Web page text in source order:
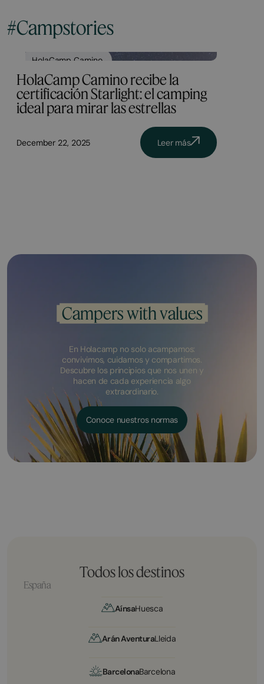
#Campstories
HolaCamp Camino
HolaCamp Camino recibe la
certificación Starlight: el camping
ideal para mirar las estrellas
December 22, 2025 Leer más
Campers with values
En Holacamp no solo acampamos:
convivimos, cuidamos y compartimos.
Descubre los principios que nos unen y
hacen de cada experiencia algo
extraordinario.
Conoce nuestros normas
Todos los destinos
España
AínsaHuesca
Arán AventuraLleida
BarcelonaBarcelona